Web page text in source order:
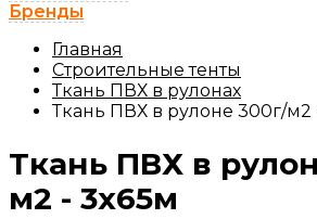
Бренды
Главная
Строительные тенты
Ткань ПВХ в рулонах
Ткань ПВХ в рулоне 300г/м2
Ткань ПВХ в рулоне 300г/
м2 - 3х65м